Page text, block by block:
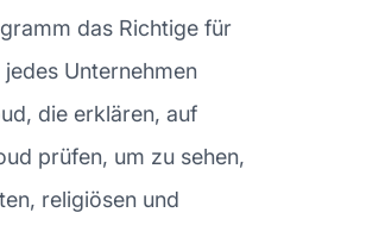
das Richtige für
Unternehmen
die erklären, auf
prüfen, um zu sehen,
religiösen und